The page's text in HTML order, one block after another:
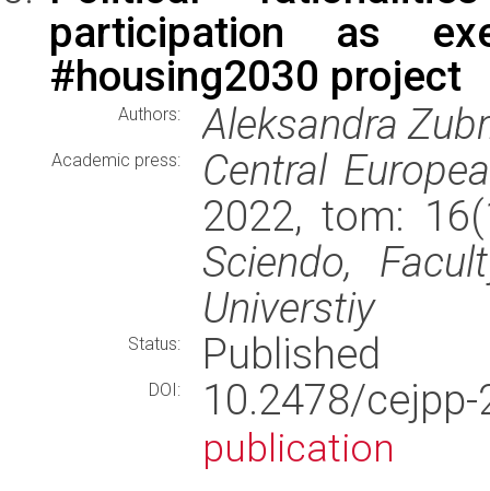
participation as
#housing2030 project
Authors: Aleksandra
Academic press:
Central
2022, tom:
Sciendo,
Universtiy
Status: Published
DOI: 10.2478/
publication